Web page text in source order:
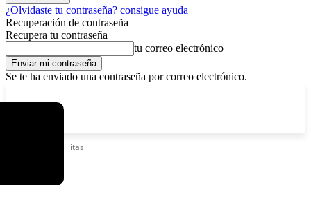
¿Olvidaste tu contraseña? consigue ayuda
Recuperación de contraseña
Recupera tu contraseña
tu correo electrónico
Se te ha enviado una contraseña por correo electrónico.
Canillitas